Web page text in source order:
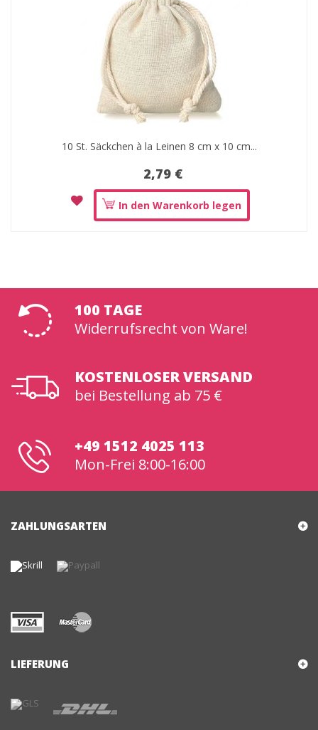
10 St. Säckchen à la Leinen 8 cm x 10 cm...
2,79 €
In den Warenkorb legen
100 TAGE
Widerrufsrecht von Ware!
KOSTENLOSER VERSAND
bei Bestellung ab 75 €
+49 1512 4025 113
Mon-Frei 8:00-16:00
ZAHLUNGSARTEN
LIEFERUNG